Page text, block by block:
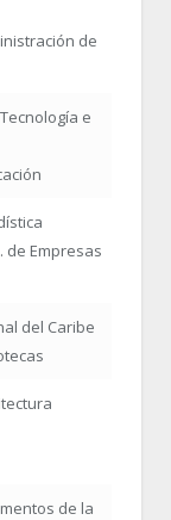
de
e
de Empresas
del Caribe
de la